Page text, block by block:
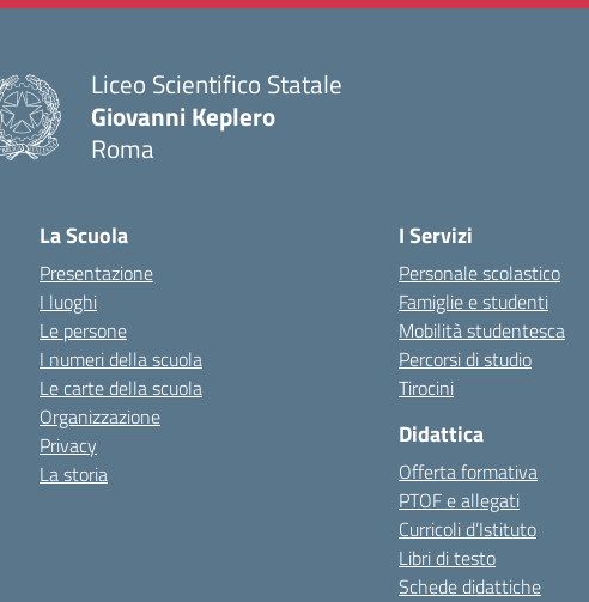
Liceo Scientifico Statale
Giovanni Keplero
Roma
La Scuola
Presentazione
I luoghi
Le persone
I numeri della scuola
Le carte della scuola
Organizzazione
Privacy
La storia
I Servizi
Personale scolastico
Famiglie e studenti
Mobilità studentesca
Percorsi di studio
Tirocini
Didattica
Offerta formativa
PTOF e allegati
Curricoli d’Istituto
Libri di testo
Schede didattiche